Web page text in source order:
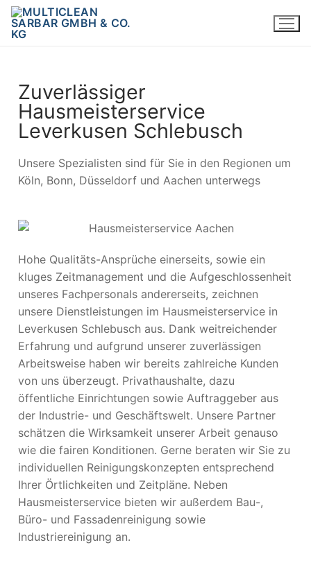
Zuverlässiger
Hausmeisterservice
Leverkusen Schlebusch
Unsere Spezialisten sind für Sie in den Regionen um
Köln, Bonn, Düsseldorf und Aachen unterwegs
Hohe Qualitäts-Ansprüche einerseits, sowie ein
kluges Zeitmanagement und die Aufgeschlossenheit
unseres Fachpersonals andererseits, zeichnen
unsere Dienstleistungen im Hausmeisterservice in
Leverkusen Schlebusch aus. Dank weitreichender
Erfahrung und aufgrund unserer zuverlässigen
Arbeitsweise haben wir bereits zahlreiche Kunden
von uns überzeugt. Privathaushalte, dazu
öffentliche Einrichtungen sowie Auftraggeber aus
der Industrie- und Geschäftswelt. Unsere Partner
schätzen die Wirksamkeit unserer Arbeit genauso
wie die fairen Konditionen. Gerne beraten wir Sie zu
individuellen Reinigungskonzepten entsprechend
Ihrer Örtlichkeiten und Zeitpläne. Neben
Hausmeisterservice bieten wir außerdem Bau-,
Büro- und Fassadenreinigung sowie
Industriereinigung an.